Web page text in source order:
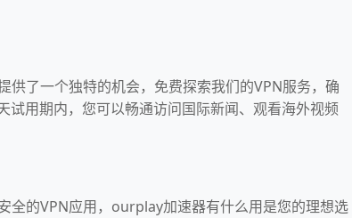
了一个独特的机会，免费探索我们的VPN服务，确
试用期内，您可以畅通访问国际新闻、观看海外视频
全的VPN应用，ourplay加速器有什么用是您的理想选